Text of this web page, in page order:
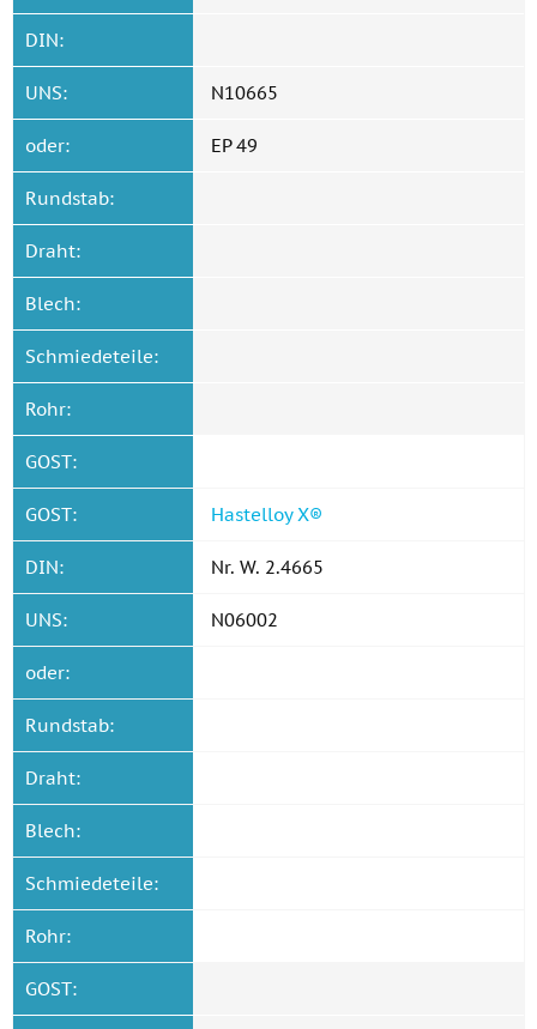
DIN:
UNS: N10665
oder: EP 49
Rundstab:
Draht:
Blech:
Schmiedeteile:
Rohr:
GOST:
GOST: Hastelloy X®
DIN: Nr. W. 2.4665
UNS: N06002
oder:
Rundstab:
Draht:
Blech:
Schmiedeteile:
Rohr:
GOST: